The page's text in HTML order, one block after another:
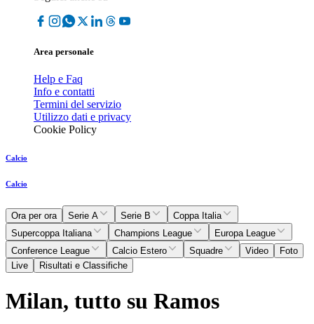
Area personale
Help e Faq
Info e contatti
Termini del servizio
Utilizzo dati e privacy
Cookie Policy
Calcio
Calcio
Ora per ora Serie A Serie B
Coppa Italia
Supercoppa Italiana
Champions League
Europa League
Conference League
Calcio Estero Squadre Video
Foto
Live
Risultati e Classifiche
Milan, tutto su Ramos